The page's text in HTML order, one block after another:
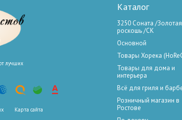
лучших
Карта сайта
Каталог
3250 Соната /Золотая
роскошь /СК
Основной
Товары Хорека
Товары для дома и
интерьера
Всё для гриля и
Розничный магазин в
Ростове